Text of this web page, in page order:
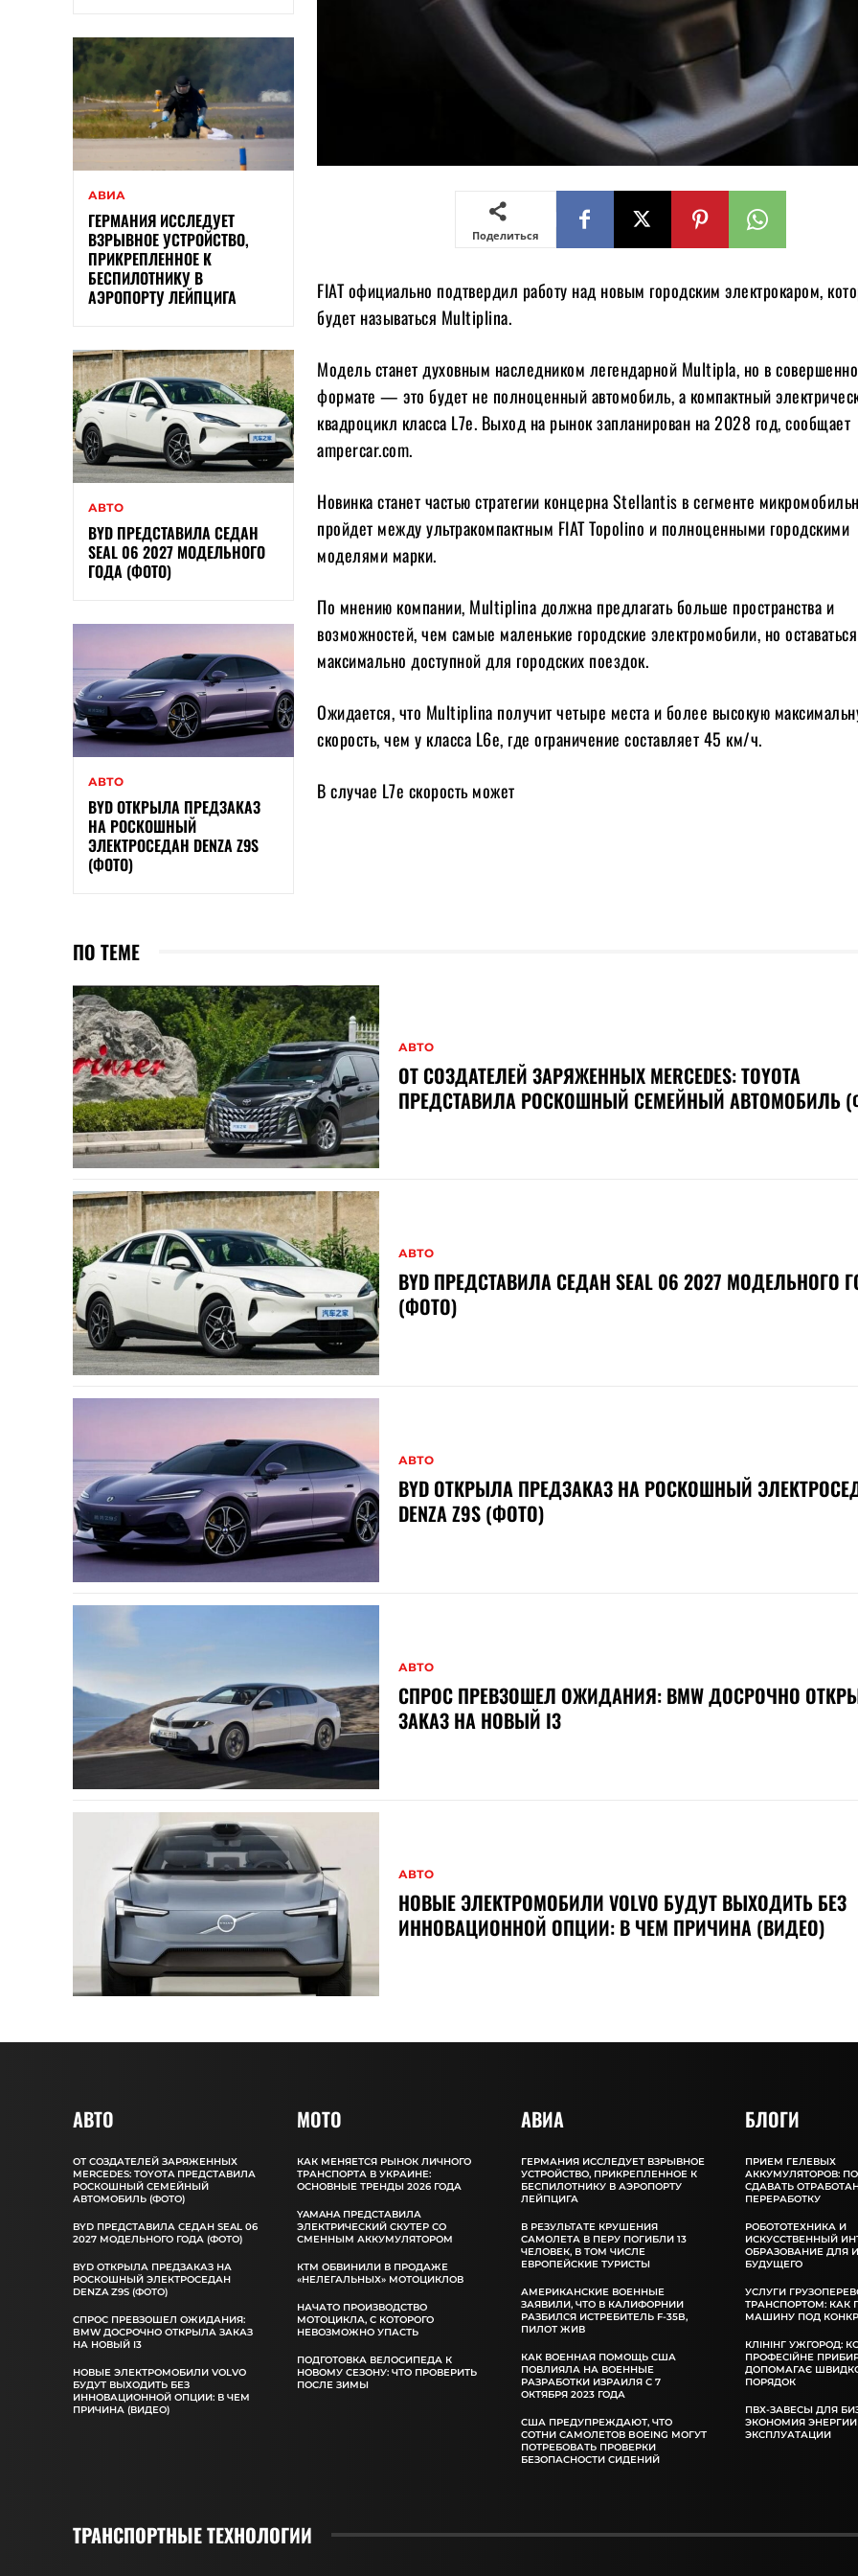
АВИА
ГЕРМАНИЯ ИССЛЕДУЕТ
ВЗРЫВНОЕ УСТРОЙСТВО,
ПРИКРЕПЛЕННОЕ К
БЕСПИЛОТНИКУ В
АЭРОПОРТУ ЛЕЙПЦИГА
АВТО
BYD ПРЕДСТАВИЛА СЕДАН
SEAL 06 2027 МОДЕЛЬНОГО
ГОДА (ФОТО)
АВТО
BYD ОТКРЫЛА ПРЕДЗАКАЗ
НА РОСКОШНЫЙ
ЭЛЕКТРОСЕДАН DENZA Z9S
(ФОТО)
Поделиться
FIAT официально подтвердил работу над новым городским электрокаром,
будет называться Multiplina.
Модель станет духовным наследником легендарной Multipla, но в
формате — это будет не полноценный автомобиль, а компактный
квадроцикл класса L7e. Выход на рынок запланирован на 2028 год, сообщает
ampercar.com.
Новинка станет частью стратегии концерна Stellantis в сегменте
пройдет между ультракомпактным FIAT Topolino и полноценными городскими
моделями марки.
По мнению компании, Multiplina должна предлагать больше пространства и
возможностей, чем самые маленькие городские электромобили, но оставаться
максимально доступной для городских поездок.
Ожидается, что Multiplina получит четыре места и более высокую
скорость, чем у класса L6e, где ограничение составляет 45 км/ч.
В случае L7e скорость может
ПО ТЕМЕ
АВТО
ОТ СОЗДАТЕЛЕЙ ЗАРЯЖЕННЫХ MERCEDES: TOYOTA
ПРЕДСТАВИЛА РОСКОШНЫЙ СЕМЕЙНЫЙ АВТОМОБИЛЬ
АВТО
BYD ПРЕДСТАВИЛА СЕДАН SEAL 06 2027 МОДЕЛЬНОГО
(ФОТО)
АВТО
BYD ОТКРЫЛА ПРЕДЗАКАЗ НА РОСКОШНЫЙ
DENZA Z9S (ФОТО)
АВТО
СПРОС ПРЕВЗОШЕЛ ОЖИДАНИЯ: BMW ДОСРОЧНО
ЗАКАЗ НА НОВЫЙ I3
АВТО
НОВЫЕ ЭЛЕКТРОМОБИЛИ VOLVO БУДУТ ВЫХОДИТЬ БЕЗ
ИННОВАЦИОННОЙ ОПЦИИ: В ЧЕМ ПРИЧИНА (ВИДЕО)
АВТО
ОТ СОЗДАТЕЛЕЙ ЗАРЯЖЕННЫХ
MERCEDES: TOYOTA ПРЕДСТАВИЛА
РОСКОШНЫЙ СЕМЕЙНЫЙ
АВТОМОБИЛЬ (ФОТО)
BYD ПРЕДСТАВИЛА СЕДАН SEAL 06
2027 МОДЕЛЬНОГО ГОДА (ФОТО)
BYD ОТКРЫЛА ПРЕДЗАКАЗ НА
РОСКОШНЫЙ ЭЛЕКТРОСЕДАН
DENZA Z9S (ФОТО)
СПРОС ПРЕВЗОШЕЛ ОЖИДАНИЯ:
BMW ДОСРОЧНО ОТКРЫЛА ЗАКАЗ
НА НОВЫЙ I3
НОВЫЕ ЭЛЕКТРОМОБИЛИ VOLVO
БУДУТ ВЫХОДИТЬ БЕЗ
ИННОВАЦИОННОЙ ОПЦИИ: В ЧЕМ
ПРИЧИНА (ВИДЕО)
MOTO
КАК МЕНЯЕТСЯ РЫНОК ЛИЧНОГО
ТРАНСПОРТА В УКРАИНЕ:
ОСНОВНЫЕ ТРЕНДЫ 2026 ГОДА
YAMAHA ПРЕДСТАВИЛА
ЭЛЕКТРИЧЕСКИЙ СКУТЕР СО
СМЕННЫМ АККУМУЛЯТОРОМ
КТМ ОБВИНИЛИ В ПРОДАЖЕ
«НЕЛЕГАЛЬНЫХ» МОТОЦИКЛОВ
НАЧАТО ПРОИЗВОДСТВО
МОТОЦИКЛА, С КОТОРОГО
НЕВОЗМОЖНО УПАСТЬ
ПОДГОТОВКА ВЕЛОСИПЕДА К
НОВОМУ СЕЗОНУ: ЧТО ПРОВЕРИТЬ
ПОСЛЕ ЗИМЫ
АВИА
ГЕРМАНИЯ ИССЛЕДУЕТ ВЗРЫВНОЕ
УСТРОЙСТВО, ПРИКРЕПЛЕННОЕ К
БЕСПИЛОТНИКУ В АЭРОПОРТУ
ЛЕЙПЦИГА
В РЕЗУЛЬТАТЕ КРУШЕНИЯ
САМОЛЕТА В ПЕРУ ПОГИБЛИ 13
ЧЕЛОВЕК, В ТОМ ЧИСЛЕ
ЕВРОПЕЙСКИЕ ТУРИСТЫ
АМЕРИКАНСКИЕ ВОЕННЫЕ
ЗАЯВИЛИ, ЧТО В КАЛИФОРНИИ
РАЗБИЛСЯ ИСТРЕБИТЕЛЬ F-35B,
ПИЛОТ ЖИВ
КАК ВОЕННАЯ ПОМОЩЬ США
ПОВЛИЯЛА НА ВОЕННЫЕ
РАЗРАБОТКИ ИЗРАИЛЯ С 7
ОКТЯБРЯ 2023 ГОДА
США ПРЕДУПРЕЖДАЮТ, ЧТО
СОТНИ САМОЛЕТОВ BOEING МОГУТ
ПОТРЕБОВАТЬ ПРОВЕРКИ
БЕЗОПАСНОСТИ СИДЕНИЙ
БЛОГИ
ПРИЕМ ГЕЛЕВЫХ
АККУМУЛЯТОРОВ:
СДАВАТЬ
ПЕРЕРАБОТКУ
РОБОТОТЕХНИКА И
ИСКУССТВЕННЫЙ
ОБРАЗОВАНИЕ ДЛЯ
БУДУЩЕГО
УСЛУГИ
ТРАНСПОРТОМ: КАК
МАШИНУ ПОД
КЛІНІНГ УЖГОРОД:
ПРОФЕСІЙНЕ
ДОПОМАГАЄ
ПОРЯДОК
ПВХ-ЗАВЕСЫ ДЛЯ
ЭКОНОМИЯ
ЭКСПЛУАТАЦИИ
ТРАНСПОРТНЫЕ ТЕХНОЛОГИИ